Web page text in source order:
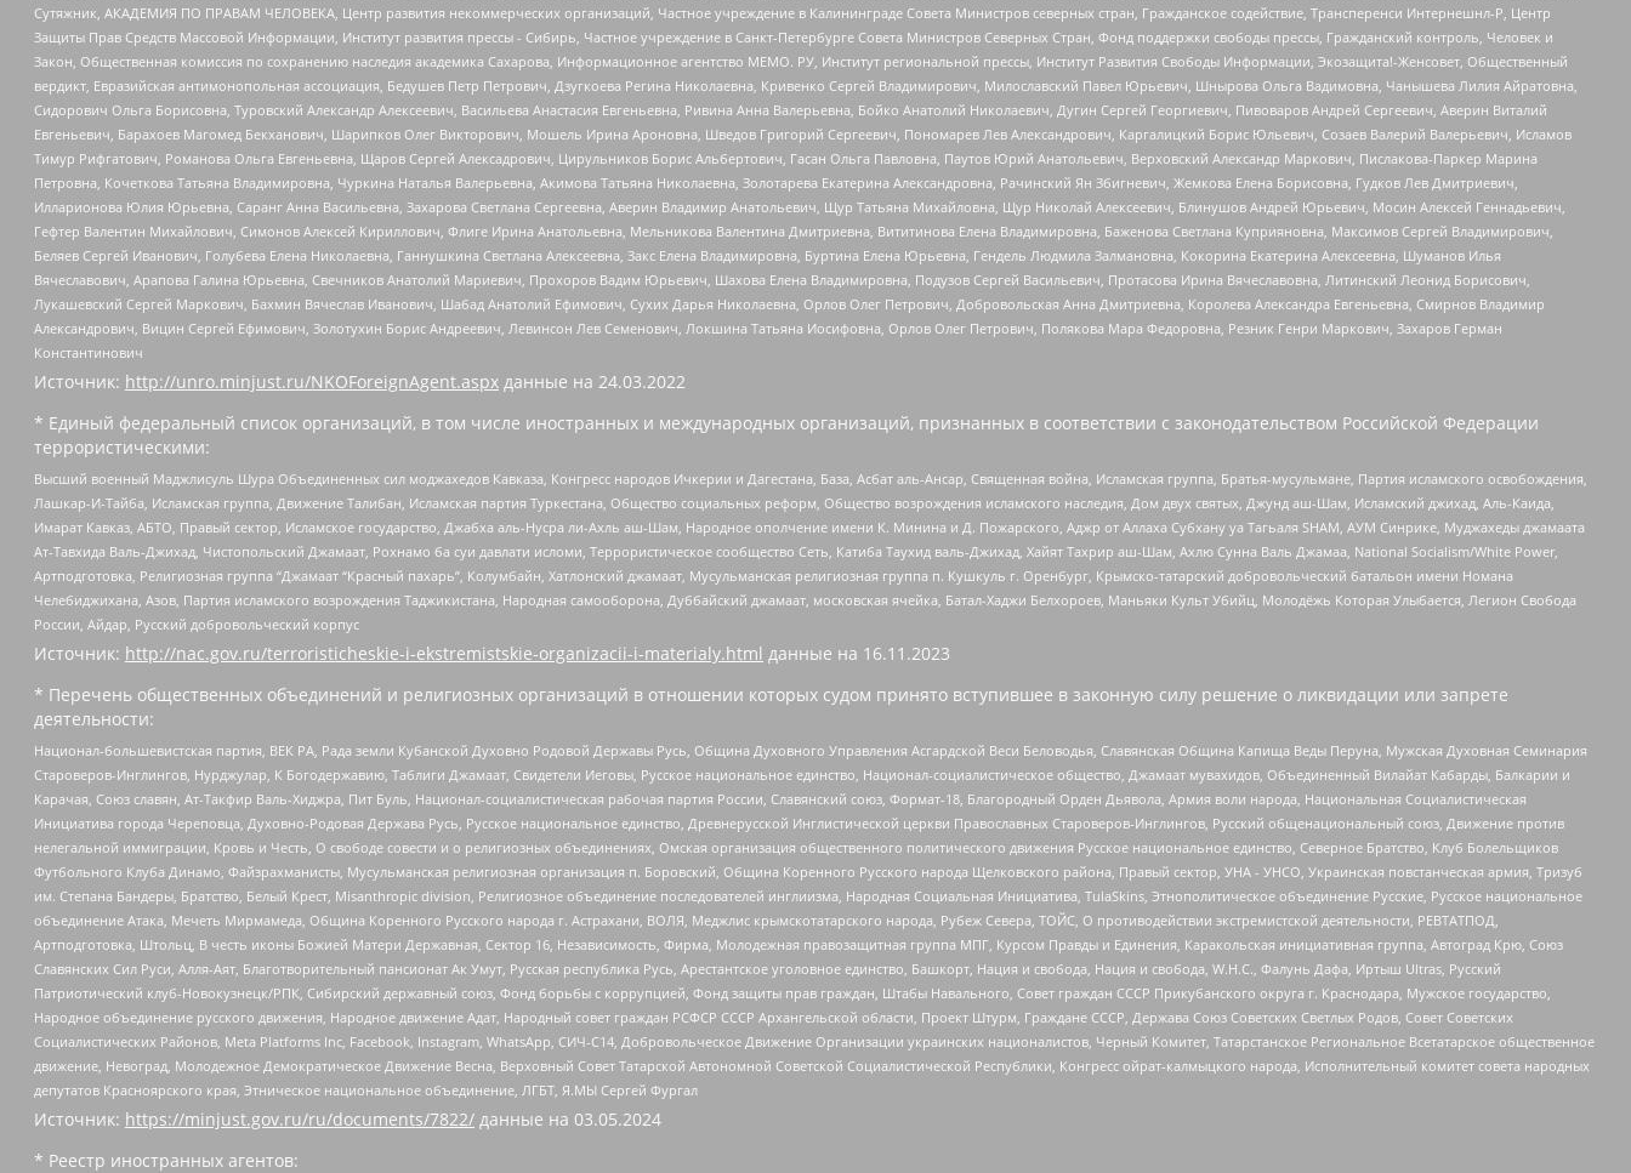
Сутяжник, АКАДЕМИЯ ПО ПРАВАМ ЧЕЛОВЕКА, Центр развития некоммерческих организаций, Частное учреждение в Калининграде Совета Министров северных стран, Гражданское содействие, Трансперенси Интернешнл-Р, Центр
Защиты Прав Средств Массовой Информации, Институт развития прессы - Сибирь, Частное учреждение в Санкт-Петербурге Совета Министров Северных Стран, Фонд поддержки свободы прессы, Гражданский контроль, Человек и
Закон, Общественная комиссия по сохранению наследия академика Сахарова, Информационное агентство МЕМО. РУ, Институт региональной прессы, Институт Развития Свободы Информации, Экозащита!-Женсовет, Общественный
вердикт, Евразийская антимонопольная ассоциация, Бедушев Петр Петрович, Дзугкоева Регина Николаевна, Кривенко Сергей Владимирович, Милославский Павел Юрьевич, Шнырова Ольга Вадимовна, Чанышева Лилия Айратовна,
Сидорович Ольга Борисовна, Туровский Александр Алексеевич, Васильева Анастасия Евгеньевна, Ривина Анна Валерьевна, Бойко Анатолий Николаевич, Дугин Сергей Георгиевич, Пивоваров Андрей Сергеевич, Аверин Виталий
Евгеньевич, Барахоев Магомед Бекханович, Шарипков Олег Викторович, Мошель Ирина Ароновна, Шведов Григорий Сергеевич, Пономарев Лев Александрович, Каргалицкий Борис Юльевич, Созаев Валерий Валерьевич, Исламов
Тимур Рифгатович, Романова Ольга Евгеньевна, Щаров Сергей Алексадрович, Цирульников Борис Альбертович, Гасан Ольга Павловна, Паутов Юрий Анатольевич, Верховский Александр Маркович, Пислакова-Паркер Марина
Петровна, Кочеткова Татьяна Владимировна, Чуркина Наталья Валерьевна, Акимова Татьяна Николаевна, Золотарева Екатерина Александровна, Рачинский Ян Збигневич, Жемкова Елена Борисовна, Гудков Лев Дмитриевич,
Илларионова Юлия Юрьевна, Саранг Анна Васильевна, Захарова Светлана Сергеевна, Аверин Владимир Анатольевич, Щур Татьяна Михайловна, Щур Николай Алексеевич, Блинушов Андрей Юрьевич, Мосин Алексей Геннадьевич,
Гефтер Валентин Михайлович, Симонов Алексей Кириллович, Флиге Ирина Анатольевна, Мельникова Валентина Дмитриевна, Вититинова Елена Владимировна, Баженова Светлана Куприяновна, Максимов Сергей Владимирович,
Беляев Сергей Иванович, Голубева Елена Николаевна, Ганнушкина Светлана Алексеевна, Закс Елена Владимировна, Буртина Елена Юрьевна, Гендель Людмила Залмановна, Кокорина Екатерина Алексеевна, Шуманов Илья
Вячеславович, Арапова Галина Юрьевна, Свечников Анатолий Мариевич, Прохоров Вадим Юрьевич, Шахова Елена Владимировна, Подузов Сергей Васильевич, Протасова Ирина Вячеславовна, Литинский Леонид Борисович,
Лукашевский Сергей Маркович, Бахмин Вячеслав Иванович, Шабад Анатолий Ефимович, Сухих Дарья Николаевна, Орлов Олег Петрович, Добровольская Анна Дмитриевна, Королева Александра Евгеньевна, Смирнов Владимир
Александрович, Вицин Сергей Ефимович, Золотухин Борис Андреевич, Левинсон Лев Семенович, Локшина Татьяна Иосифовна, Орлов Олег Петрович, Полякова Мара Федоровна, Резник Генри Маркович, Захаров Герман
Константинович
Источник: http://unro.minjust.ru/NKOForeignAgent.aspx данные на 24.03.2022
* Единый федеральный список организаций, в том числе иностранных и международных организаций, признанных в соответствии с законодательством Российской Федерации
террористическими:
Высший военный Маджлисуль Шура Объединенных сил моджахедов Кавказа, Конгресс народов Ичкерии и Дагестана, База, Асбат аль-Ансар, Священная война, Исламская группа, Братья-мусульмане, Партия исламского освобождения,
Лашкар-И-Тайба, Исламская группа, Движение Талибан, Исламская партия Туркестана, Общество социальных реформ, Общество возрождения исламского наследия, Дом двух святых, Джунд аш-Шам, Исламский джихад, Аль-Каида,
Имарат Кавказ, АБТО, Правый сектор, Исламское государство, Джабха аль-Нусра ли-Ахль аш-Шам, Народное ополчение имени К. Минина и Д. Пожарского, Аджр от Аллаха Субхану уа Тагьаля SHAM, АУМ Синрике, Муджахеды джамаата
Ат-Тавхида Валь-Джихад, Чистопольский Джамаат, Рохнамо ба суи давлати исломи, Террористическое сообщество Сеть, Катиба Таухид валь-Джихад, Хайят Тахрир аш-Шам, Ахлю Сунна Валь Джамаа, National Socialism/White Power,
Артподготовка, Религиозная группа “Джамаат “Красный пахарь”, Колумбайн, Хатлонский джамаат, Мусульманская религиозная группа п. Кушкуль г. Оренбург, Крымско-татарский добровольческий батальон имени Номана
Челебиджихана, Азов, Партия исламского возрождения Таджикистана, Народная самооборона, Дуббайский джамаат, московская ячейка, Батал-Хаджи Белхороев, Маньяки Культ Убийц, Молодёжь Которая Улыбается, Легион Свобода
России, Айдар, Русский добровольческий корпус
Источник: http://nac.gov.ru/terroristicheskie-i-ekstremistskie-organizacii-i-materialy.html данные на 16.11.2023
* Перечень общественных объединений и религиозных организаций в отношении которых судом принято вступившее в законную силу решение о ликвидации или запрете
деятельности:
Национал-большевистская партия, ВЕК РА, Рада земли Кубанской Духовно Родовой Державы Русь, Община Духовного Управления Асгардской Веси Беловодья, Славянская Община Капища Веды Перуна, Мужская Духовная Семинария
Староверов-Инглингов, Нурджулар, К Богодержавию, Таблиги Джамаат, Свидетели Иеговы, Русское национальное единство, Национал-социалистическое общество, Джамаат мувахидов, Объединенный Вилайат Кабарды, Балкарии и
Карачая, Союз славян, Ат-Такфир Валь-Хиджра, Пит Буль, Национал-социалистическая рабочая партия России, Славянский союз, Формат-18, Благородный Орден Дьявола, Армия воли народа, Национальная Социалистическая
Инициатива города Череповца, Духовно-Родовая Держава Русь, Русское национальное единство, Древнерусской Инглистической церкви Православных Староверов-Инглингов, Русский общенациональный союз, Движение против
нелегальной иммиграции, Кровь и Честь, О свободе совести и о религиозных объединениях, Омская организация общественного политического движения Русское национальное единство, Северное Братство, Клуб Болельщиков
Футбольного Клуба Динамо, Файзрахманисты, Мусульманская религиозная организация п. Боровский, Община Коренного Русского народа Щелковского района, Правый сектор, УНА - УНСО, Украинская повстанческая армия, Тризуб
им. Степана Бандеры, Братство, Белый Крест, Misanthropic division, Религиозное объединение последователей инглиизма, Народная Социальная Инициатива, TulaSkins, Этнополитическое объединение Русские, Русское национальное
объединение Атака, Мечеть Мирмамеда, Община Коренного Русского народа г. Астрахани, ВОЛЯ, Меджлис крымскотатарского народа, Рубеж Севера, ТОЙС, О противодействии экстремистской деятельности, РЕВТАТПОД,
Артподготовка, Штольц, В честь иконы Божией Матери Державная, Сектор 16, Независимость, Фирма, Молодежная правозащитная группа МПГ, Курсом Правды и Единения, Каракольская инициативная группа, Автоград Крю, Союз
Славянских Сил Руси, Алля-Аят, Благотворительный пансионат Ак Умут, Русская республика Русь, Арестантское уголовное единство, Башкорт, Нация и свобода, Нация и свобода, W.H.С., Фалунь Дафа, Иртыш Ultras, Русский
Патриотический клуб-Новокузнецк/РПК, Сибирский державный союз, Фонд борьбы с коррупцией, Фонд защиты прав граждан, Штабы Навального, Совет граждан СССР Прикубанского округа г. Краснодара, Мужское государство,
Народное объединение русского движения, Народное движение Адат, Народный совет граждан РСФСР СССР Архангельской области, Проект Штурм, Граждане СССР, Держава Союз Советских Светлых Родов, Совет Советских
Социалистических Районов, Meta Platforms Inc, Facebook, Instagram, WhatsApp, СИЧ-С14, Добровольческое Движение Организации украинских националистов, Черный Комитет, Татарстанское Региональное Всетатарское общественное
движение, Невоград, Молодежное Демократическое Движение Весна, Верховный Совет Татарской Автономной Советской Социалистической Республики, Конгресс ойрат-калмыцкого народа, Исполнительный комитет совета народных
депутатов Красноярского края, Этническое национальное объединение, ЛГБТ, Я.МЫ Сергей Фургал
Источник: https://minjust.gov.ru/ru/documents/7822/ данные на 03.05.2024
* Реестр иностранных агентов: